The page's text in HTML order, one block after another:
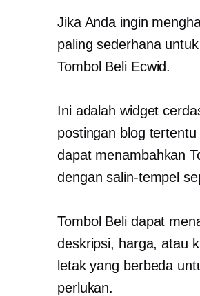
Jika Anda ingin
paling sederhana
Tombol Beli Ecwid.
Ini adalah widget
postingan blog
dapat menambahkan
dengansalin-tempel
Tombol Beli dapat
deskripsi, harga, atau
letak yang berbeda
perlukan.